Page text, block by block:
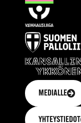
MEDIALLE
YHTEYSTIEDOT